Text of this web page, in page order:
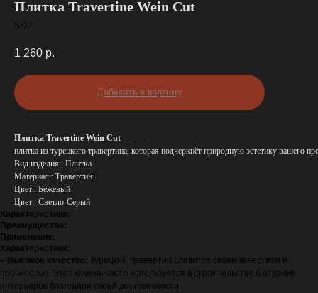
Плитка Travertine Wein Cut
SKU:
1 260 р.
Добавить в корзину
Плитка Travertine Wein Cut — —
плитка из турецкого травертина, которая подчеркнёт природную эстетику
Вид изделия:: Плитка
Материал:: Травертин
Цвет:: Бежевый
Цвет:: Светло-Серый
Характеристики:
Преимущества:
Применение:
Характеристики:
– Высокое качество: Турецкий травертин славится своим качеством и
прочностью. Этот камень часто используется в строительстве и отделке
интерьеров благодаря своей долговечности.